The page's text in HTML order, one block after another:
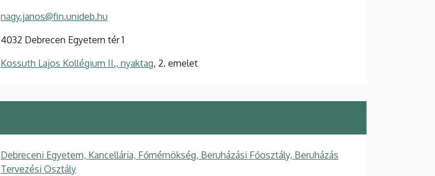
nagy.janos@fin.unideb.hu
4032 Debrecen Egyetem tér 1
Kossuth Lajos Kollégium II., nyaktag, 2. emelet
Debreceni Egyetem, Kancellária, Főmérnökség, Beruházási Főosztály, Beruházás
Tervezési Osztály